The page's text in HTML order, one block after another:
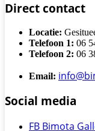
Direct contact
Locatie:
Telefoon 1: 06
Telefoon 2: 06
Email:
Social media
FB Bimota